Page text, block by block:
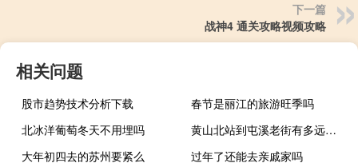
下一篇
战神4 通关攻略视频攻略
相关问题
股市趋势技术分析下载
春节是丽江的旅游旺季吗
北冰洋葡萄冬天不用埋吗
黄山北站到屯溪老街有多远（黄山北站到屯溪老街多远）
大年初四去的苏州要紧么
过年了还能去亲戚家吗